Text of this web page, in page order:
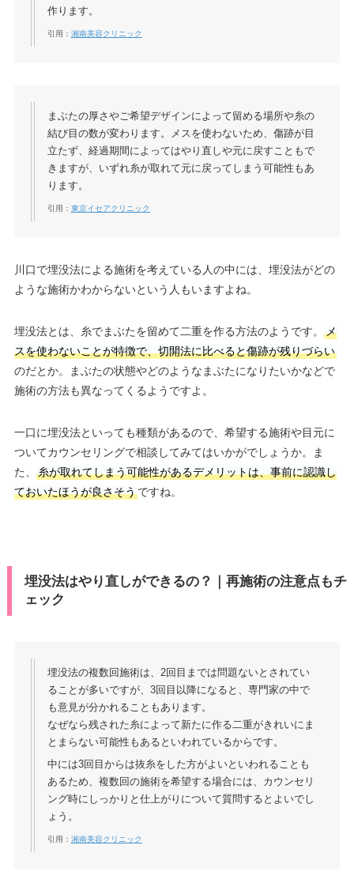
作ります。
引用： 湘南美容クリニック
まぶたの厚さやご希望デザインによって留める場所や糸の
結び目の数が変わります。メスを使わないため、傷跡が目
立たず、経過期間によってはやり直しや元に戻すこともで
きますが、いずれ糸が取れて元に戻ってしまう可能性もあ
ります。
引用： 東京イセアクリニック
川口で埋没法による施術を考えている人の中には、埋没法がどの
ような施術かわからないという人もいますよね。
埋没法とは、糸でまぶたを留めて二重を作る方法のようです。
メ
スを使わないことが特徴で、切開法に比べると傷跡が残りづらい
のだとか。まぶたの状態やどのようなまぶたになりたいかなどで
施術の方法も異なってくるようですよ。
一口に埋没法といっても種類があるので、希望する施術や目元に
ついてカウンセリングで相談してみてはいかがでしょうか。ま
た、
糸が取れてしまう可能性があるデメリットは、事前に認識し
ておいたほうが良さそうですね。
埋没法はやり直しができるの？｜再施術の注意点もチ
ェック
埋没法の複数回施術は、2回目までは問題ないとされてい
ることが多いですが、3回目以降になると、専門家の中で
も意見が分かれることもあります。
なぜなら残された糸によって新たに作る二重がきれいにま
とまらない可能性もあるといわれているからです。
中には3回目からは抜糸をした方がよいといわれることも
あるため、複数回の施術を希望する場合には、カウンセリ
ング時にしっかりと仕上がりについて質問するとよいでし
ょう。
引用： 湘南美容クリニック